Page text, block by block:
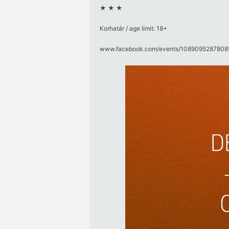
★ ★ ★
Korhatár / age limit: 18+
www.facebook.com/​events/​